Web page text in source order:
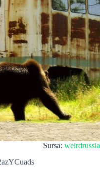
Sursa: weirdrussia